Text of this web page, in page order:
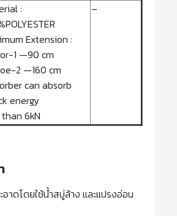
:
Extension :
1 —90 cm
2 —160 cm
can absorb
energy
6kN
–
อาดโดยใช้น้ำสบู่ล้าง และแปรงอ่อน